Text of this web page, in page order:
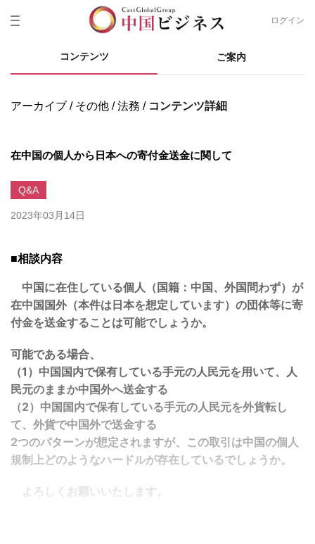
ログイン
コンテンツ ご案内
アーカイブ その他 法務 コンテンツ詳細
在中国の個人から日本への寄付金送金に関して
Q&A
2023年03月14日
■相談内容
中国に在住している個人（国籍：中国、外国問わず）が
在中国国外（本件は日本を想定しています）の団体等に寄
付金を送金することは可能でしょうか。
可能である場合、
（1）中国国内で保有している手元の人民元を用いて、人
民元のままか中国外へ送金する
（2）中国国内で保有している手元の人民元を外貨転し
て、外貨で中国外で送金する
2つのパターンが想定されますが、この取引は中国の個人
規制上どのようなハードルが存在しているでしょうか。
よろしくお願いいたします。